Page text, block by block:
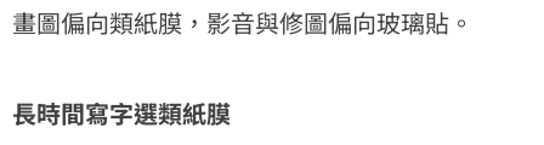
畫圖偏向類紙膜，影音與修圖偏向玻璃貼。
長時間寫字選類紙膜